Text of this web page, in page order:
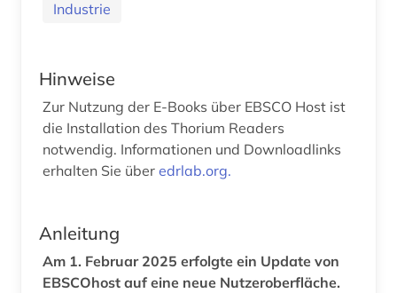
Industrie
Hinweise
Zur Nutzung der E-Books über EBSCO Host ist
die Installation des Thorium Readers
notwendig. Informationen und Downloadlinks
erhalten Sie über edrlab.org.
Anleitung
Am 1. Februar 2025 erfolgte ein Update von
EBSCOhost auf eine neue Nutzeroberfläche.